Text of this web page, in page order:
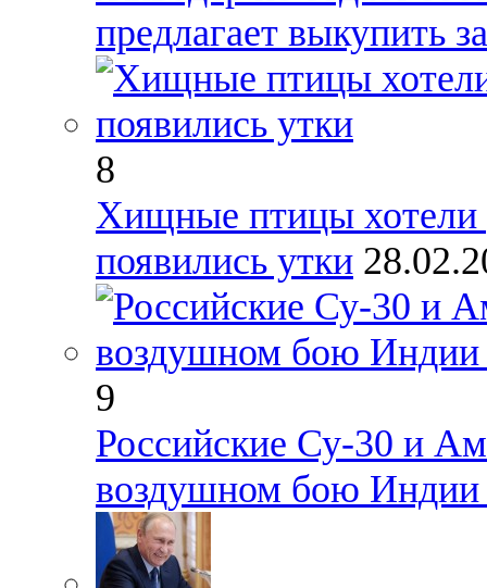
предлагает выкупить
8
Хищные птицы хотели
появились утки
9
Российские Су-30 и
воздушном бою Индии